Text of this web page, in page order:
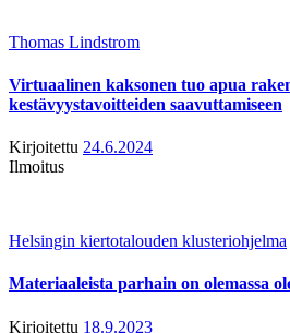
Thomas Lindstrom
Virtuaalinen kaksonen tuo apua
kestävyystavoitteiden saavuttamiseen
Kirjoitettu 24.6.2024
Ilmoitus
Helsingin kiertotalouden klusteriohjelma
Materiaaleista parhain on olemassa
Kirjoitettu 18.9.2023